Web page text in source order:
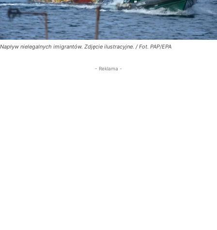
Napływ nielegalnych imigrantów. Zdjęcie ilustracyjne. / Fot. PAP/EPA
- Reklama -